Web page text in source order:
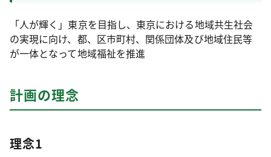
「人が輝く」東京を目指し、東京における地域共生社会
の実現に向け、都、区市町村、関係団体及び地域住民等
が一体となって地域福祉を推進
計画の理念
理念1